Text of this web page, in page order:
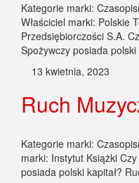
Kategorie marki:
Właściciel marki: Polskie
Przedsiębiorczości S.A.
Spożywczy posiada
13 kwietnia, 2023
Ruch
Kategorie marki:
marki: Instytut Książki
posiada polski kapitał?